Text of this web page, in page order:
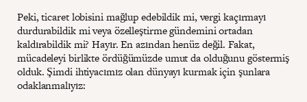
Peki, ticaret lobisini mağlup edebildik mi, vergi kaçırmayı
durdurabildik mi veya özelleştirme gündemini ortadan
kaldırabildik mi? Hayır. En azından henüz değil. Fakat,
mücadeleyi birlikte ördüğümüzde umut da olduğunu göstermiş
olduk. Şimdi ihtiyacımız olan dünyayı kurmak için şunlara
odaklanmalıyız: